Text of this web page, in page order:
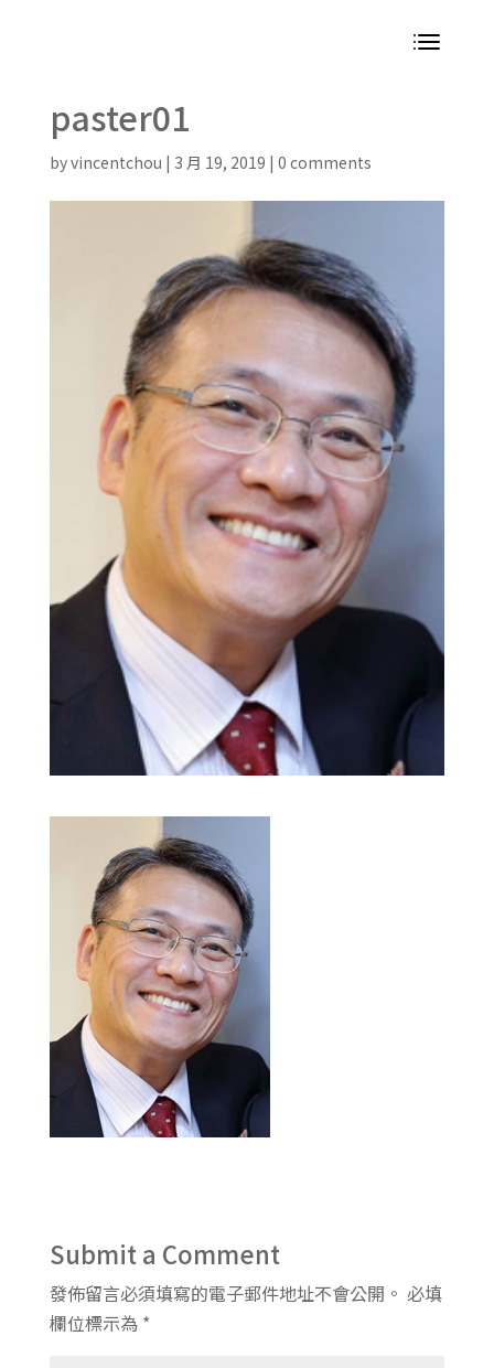
paster01
byvincentchou | 3 月 19, 2019 | 0 comments
Submit a Comment
發佈留言必須填寫的電子郵件地址不會公開。 必填
欄位標示為 *